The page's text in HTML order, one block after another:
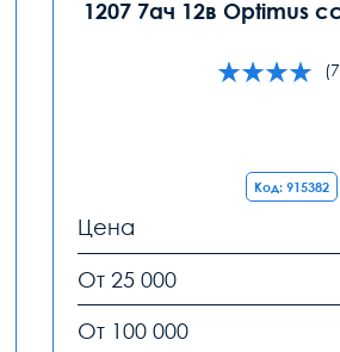
1207 7ач 12в Optimus
Код: 915382
Цена
От 25 000
От 100 000